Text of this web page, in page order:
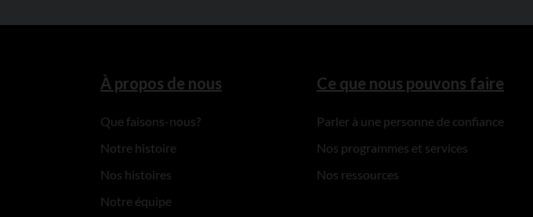
À propos de nous
Que faisons-nous?
Notre histoire
Nos histoires
Notre équipe
Ce que nous pouvons faire
Parler à une personne de confiance
Nos programmes et services
Nos ressources